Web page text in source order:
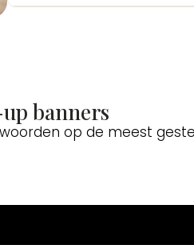
banners
op de meest